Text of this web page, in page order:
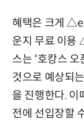
혜택은 크게
운지 무료 이용
스는 '호캉스 오
것으로 예상되
을 진행한다.
전에 선입장할